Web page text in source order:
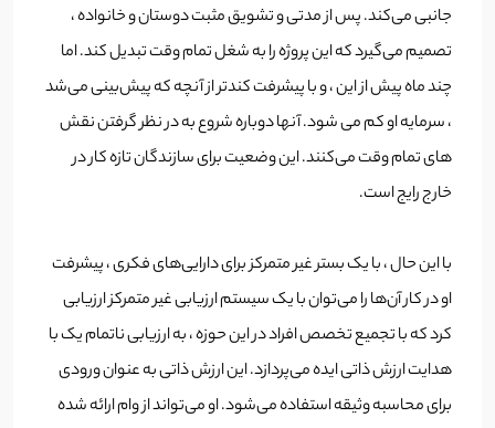
جانبی می‌کند. پس از مدتی و تشویق مثبت دوستان و خانواده ،
تصمیم می‌گیرد که این پروژه را به شغل تمام وقت تبدیل کند. اما
چند ماه پیش از این ، و با پیشرفت کندتر از آنچه که پیش‌بینی می‌شد
، سرمایه‌ او کم می شود. آنها دوباره شروع به در نظر گرفتن نقش
های تمام وقت می‌کنند. این وضعیت برای سازندگان تازه کار در
خارج رایج است.
با این حال ، با یک بستر غیر متمرکز برای دارایی‌های فکری ، پیشرفت
او در کار آن‌ها را می‌توان با یک سیستم ارزیابی غیر متمرکز ارزیابی
کرد که با تجمیع تخصص افراد در این حوزه ، به ارزیابی ناتمام یک با
هدایت ارزش ذاتی ایده می‌پردازد. این ارزش ذاتی به عنوان ورودی
برای محاسبه وثیقه استفاده می‌شود. او می‌تواند از وام ارائه شده